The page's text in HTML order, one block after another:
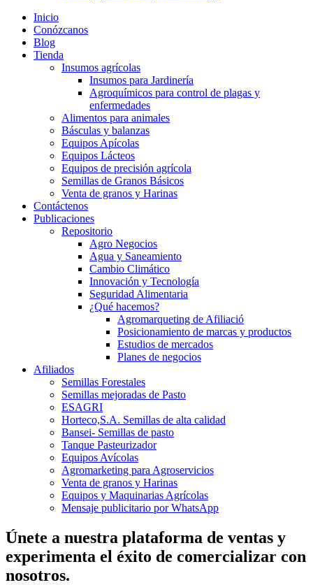
Inicio
Conózcanos
Blog
Tienda
Insumos agrícolas
Insumos para Jardinería
Agroquímicos para control de plagas y
enfermedades
Alimentos para animales
Básculas y balanzas
Equipos Apícolas
Equipos Lácteos
Equipos de precisión agrícola
Semillas de Granos Básicos
Venta de granos y Harinas
Contáctenos
Publicaciones
Repositorio
Agro Negocios
Agua y Saneamiento
Cambio Climático
Innovación y Tecnología
Seguridad Alimentaria
¿Qué hacemos?
Agromarqueting de Afiliació
Posicionamiento de marcas y productos
Estudios de mercados
Planes de negocios
Afiliados
Semillas Forestales
Semillas mejoradas de Pasto
ESAGRI
Horteco,S.A. Semillas de alta calidad
Bansei- Semillas de pasto
Tanque Pasteurizador
Equipos Avícolas
Agromarketing para Agroservicios
Venta de granos y Harinas
Equipos y Maquinarias Agrícolas
Mensaje publicitario por WhatsApp
Únete a nuestra plataforma de ventas y
experimenta el éxito de comercializar con
nosotros.